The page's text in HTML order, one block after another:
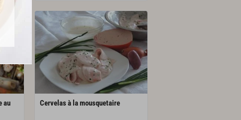
au
Cervelasà lamousquetaire